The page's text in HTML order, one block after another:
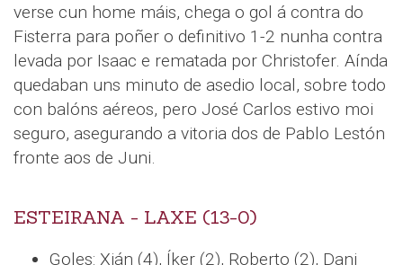
verse cun home máis, chega o gol á contra do
Fisterra para poñer o definitivo 1-2 nunha contra
levada por Isaac e rematada por Christofer. Aínda
quedaban uns minuto de asedio local, sobre todo
con balóns aéreos, pero José Carlos estivo moi
seguro, asegurando a vitoria dos de Pablo Lestón
fronte aos de Juni.
ESTEIRANA - LAXE (13-0)
Goles: Xián (4), Íker (2), Roberto (2), Dani